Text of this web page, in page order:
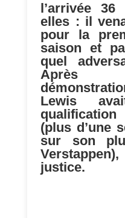
l’arrivée
elles : il
pour la
saison et
quel
Après
Lewis
(plus d’une
sur son
justice.